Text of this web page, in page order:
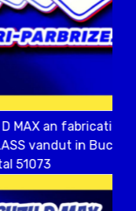
2017
Bucuresti